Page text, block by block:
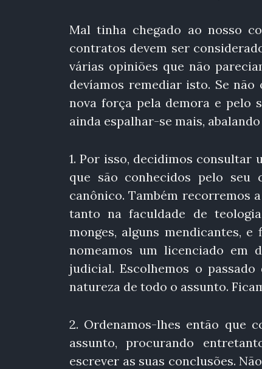
Mal tinha chegado ao nosso
contratos devem ser
várias opiniões que não
devíamos remediar isto. Se
nova força pela demora e pelo
ainda espalhar-se mais,
1. Por isso, decidimos consultar
que são conhecidos pelo seu
canônico. Também recorremos
tanto na faculdade de
monges, alguns mendicantes,
nomeamos um licenciado em
judicial. Escolhemos o
natureza de todo o assunto.
2. Ordenamos-lhes então que
assunto, procurando
escrever as suas conclusões.